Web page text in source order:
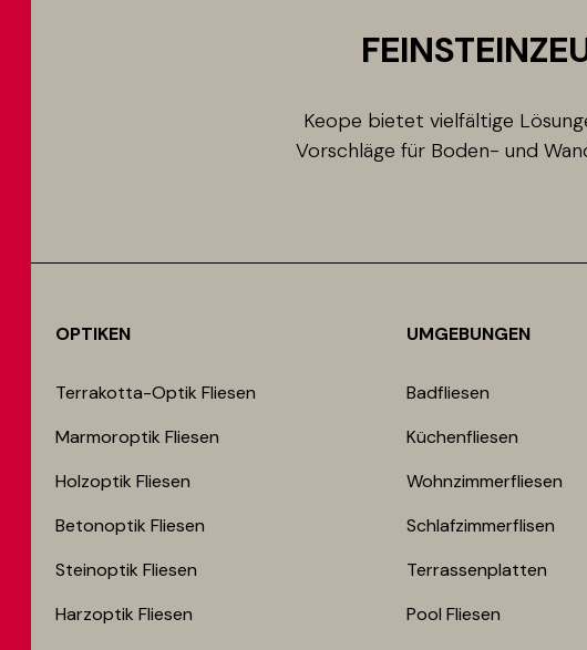
Keope bietet vielfältige
Vorschläge für Boden- und
OPTIKEN
Terrakotta-Optik Fliesen
Marmoroptik Fliesen
Holzoptik Fliesen
Betonoptik Fliesen
Steinoptik Fliesen
Harzoptik Fliesen
UMGEBUNGEN
Badfliesen
Küchenfliesen
Wohnzimmerfliesen
Schlafzimmerflisen
Terrassenplatten
Pool Fliesen